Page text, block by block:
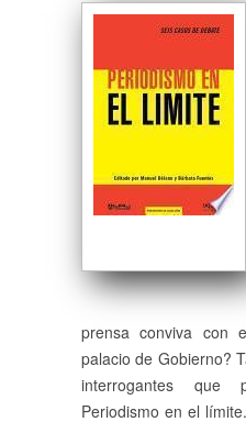
prensa conviva con
palacio de Gobierno?
interrogantes
Periodismo en el